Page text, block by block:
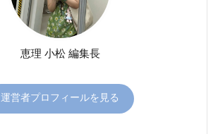
恵理 小松 編集長
運営者プロフィールを見る